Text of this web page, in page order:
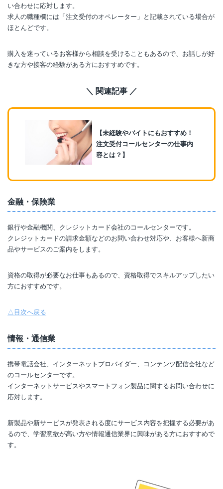
い合わせに応対します。
求人の職種欄には「注文受付のオペレーター」と記載されている場合が
ほとんどです。
購入を迷っているお客様から相談を受けることもあるので、お話しが好
きな方や接客の経験がある方におすすめです。
＼ 関連記事 ／
【未経験やバイトにもおすすめ！
注文受付コールセンターの仕事内
容とは？】
金融・保険業
銀行や金融機関、クレジットカード会社のコールセンターです。
クレジットカードの請求金額などのお問い合わせ対応や、お客様へ新商
品やサービスのご案内をします。
資格の取得が必要なお仕事もあるので、資格取得でスキルアップしたい
方におすすめです。
△目次へ戻る
情報・通信業
携帯電話会社、インターネットプロバイダー、コンテンツ配信会社など
のコールセンターです。
インターネットサービスやスマートフォン製品に関するお問い合わせに
応対します。
新製品や新サービスが発表される度にサービス内容を把握する必要があ
るので、学習意欲が高い方や情報通信業界に興味がある方におすすめで
す。